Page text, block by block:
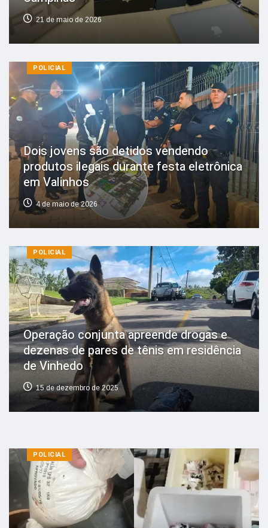
21 de maio de 2026
POLICIAL
Dois jovens são detidos vendendo
produtos ilegais durante festa eletrônica
em Valinhos
4 de maio de 2026
POLICIAL
Operação conjunta apreende drogas e
dezenas de pares de tênis em residência
de Vinhedo
15 de dezembro de 2025
POLICIAL